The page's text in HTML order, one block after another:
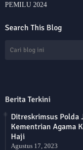
PEMILU 2024
Search This Blog
Berita Terkini
Ditreskrimsus Polda
Kementrian Agama
Haji
Agustus 17, 2023